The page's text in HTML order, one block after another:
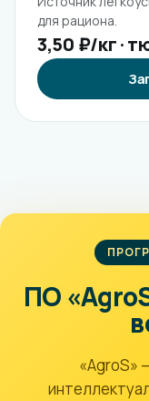
для рациона.
3,50 ₽/кг ·
ПО
«AgroS»